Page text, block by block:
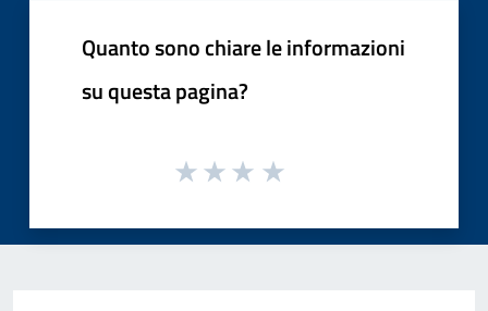
Quanto sono chiare le informazioni
su questa pagina?